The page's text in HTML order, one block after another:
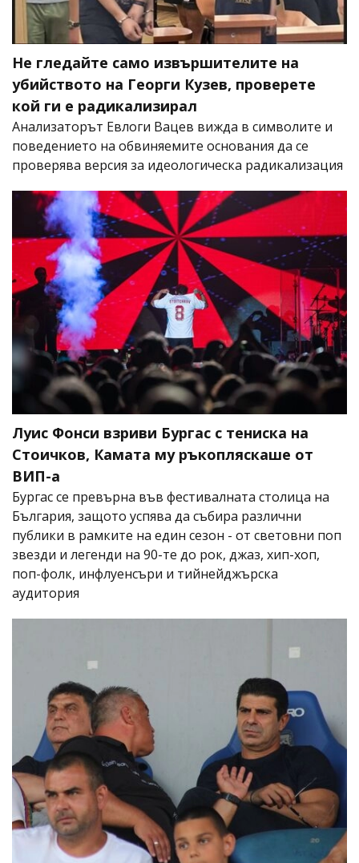
Не гледайте само извършителите на
убийството на Георги Кузев, проверете
кой ги е радикализирал
Анализаторът Евлоги Вацев вижда в символите и
поведението на обвиняемите основания да се
проверява версия за идеологическа радикализация
Луис Фонси взриви Бургас с тениска на
Стоичков, Камата му ръкопляскаше от
ВИП-а
Бургас се превърна във фестивалната столица на
България, защото успява да събира различни
публики в рамките на един сезон - от световни поп
звезди и легенди на 90-те до рок, джаз, хип-хоп,
поп-фолк, инфлуенсъри и тийнейджърска
аудитория